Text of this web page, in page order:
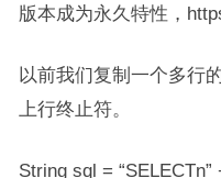
版本成为永久特性，
以前我们复制一个多行
上行终止符。
String sql = “SELECTn”